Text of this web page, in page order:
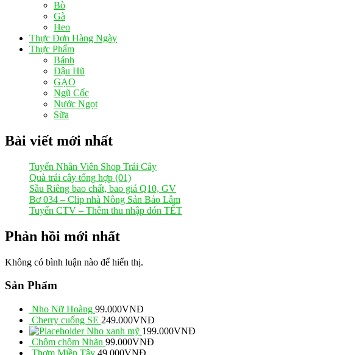
Bò
Gà
Heo
Thực Đơn Hàng Ngày
Thực Phẩm
Bánh
Đậu Hũ
GẠO
Ngũ Cốc
Nước Ngọt
Sữa
Bài viết mới nhất
Tuyển Nhân Viên Shop Trái Cây
Quà trái cây tổng hợp (01)
Sầu Riêng bao chất, bao giá Q10, GV
Bơ 034 – Clip nhà Nông Sản Bảo Lâm
Tuyển CTV – Thêm thu nhập đón TẾT
Phản hồi mới nhất
Không có bình luận nào để hiển thị.
Sản Phẩm
Nho Nữ Hoàng 99.000VNĐ
Cherry cuống SE 249.000VNĐ
Nho xanh mỹ 199.000VNĐ
Chôm chôm Nhãn 99.000VNĐ